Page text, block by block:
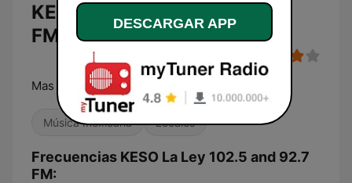
KESO La Ley 102.5 and 92.7
FM
Mas musica - Porque es La Ley!
Música mexicana Locales
Frecuencias KESO La Ley 102.5 and 92.7
FM:
DESCARGAR APP